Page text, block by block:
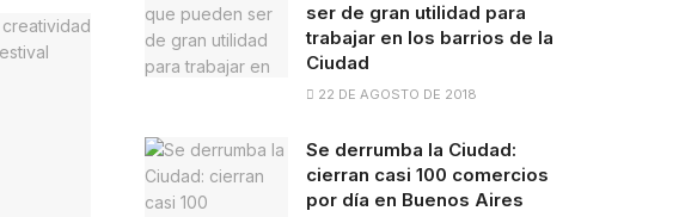
ser de gran utilidad para
trabajar en los barrios de la
Ciudad
22 DE AGOSTO DE 2018
Se derrumba la Ciudad:
cierran casi 100 comercios
por día en Buenos Aires